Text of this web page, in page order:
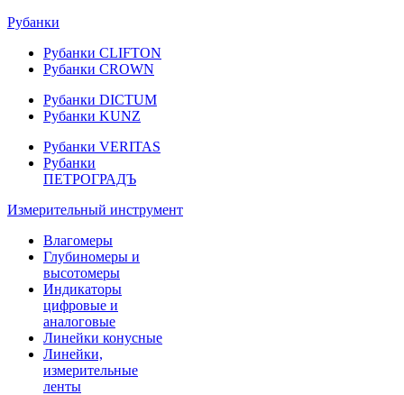
Рубанки
Рубанки CLIFTON
Рубанки CROWN
Рубанки DICTUM
Рубанки KUNZ
Рубанки VERITAS
Рубанки
ПЕТРОГРАДЪ
Измерительный инструмент
Влагомеры
Глубиномеры и
высотомеры
Индикаторы
цифровые и
аналоговые
Линейки конусные
Линейки,
измерительные
ленты